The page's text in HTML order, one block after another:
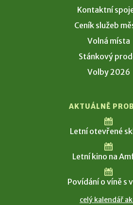
Kontaktní
Ceník služeb
Volná místa
Stánkový
Volby 2026
AKTUÁLNĚ
Letní otevřené
Letní kino na
Povídání o víně s
celý kalendář